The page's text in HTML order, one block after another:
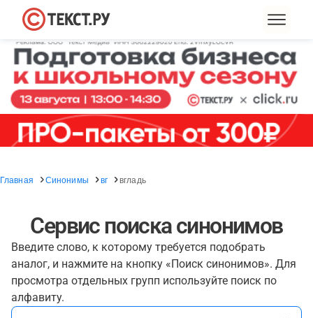
Главная Синонимы вг вгладь
Сервис поиска синонимов
Введите слово, к которому требуется подобрать
аналог, и нажмите на кнопку «Поиск синонимов». Для
просмотра отдельных групп используйте поиск по
алфавиту.